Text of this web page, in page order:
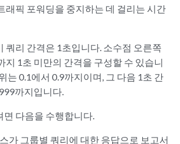
래픽 포워딩을 중지하는 데 걸리는 시간
쿼리 간격은 1초입니다. 소수점 오른쪽
지 1초 미만의 간격을 구성할 수 있습니
는 0.1에서 0.9까지이며, 그 다음 1초 간
까지입니다.
면 다음을 수행합니다.
가 그룹별 쿼리에 대한 응답으로 보고서